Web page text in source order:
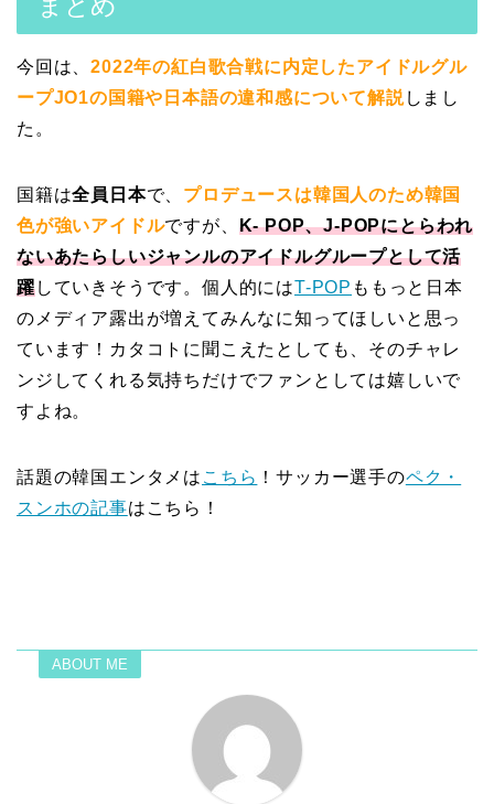
今回は、2022年の紅白歌合戦に内定したアイドルグル
ープJO1の国籍や日本語の違和感について解説しまし
た。
国籍は全員日本で、 プロデュースは韓国人のため韓国
色が強いアイドルですが、 K- POP、J-POPにとらわれ
ないあたらしいジャンルのアイドルグループとして活
躍していきそうです。個人的にはT-POP ももっと日本
のメディア露出が増えてみんなに知ってほしいと思っ
ています！カタコトに聞こえたとしても、そのチャレ
ンジしてくれる気持ちだけでファンとしては嬉しいで
すよね。
話題の韓国エンタメは こちら ！サッカー選手のペク・
スンホの記事はこちら！
ABOUT ME